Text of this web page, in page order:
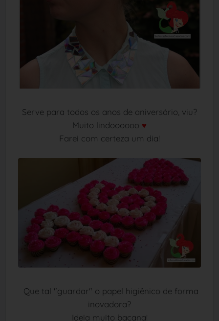
Serve para todos os anos de aniversário, viu?
Muito lindoooooo ♥
Farei com certeza um dia!
Que tal "guardar" o papel higiênico de forma
inovadora?
Ideia muito bacana!